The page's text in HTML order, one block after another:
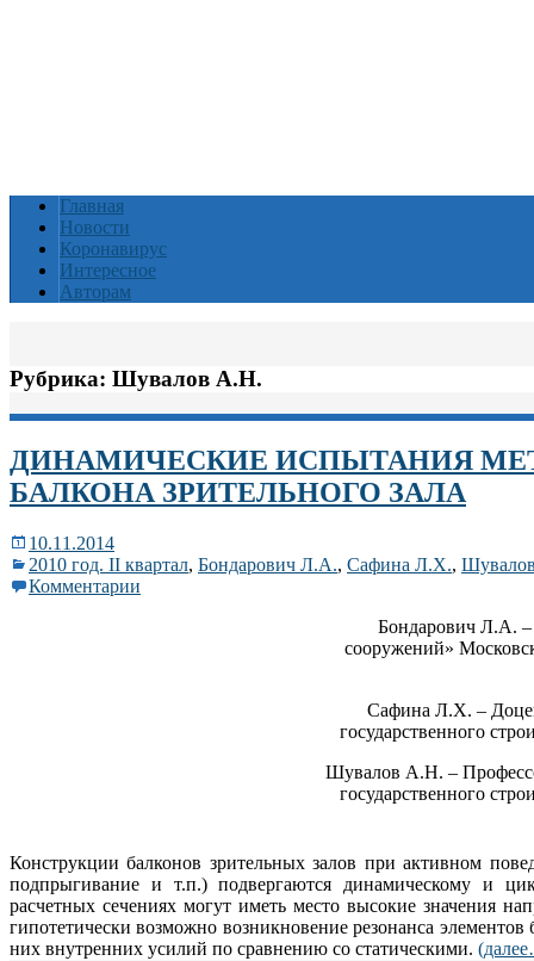
Главная
Новости
Коронавирус
Интересное
Авторам
Рубрика: Шувалов А.Н.
ДИНАМИЧЕСКИЕ ИСПЫТАНИЯ
БАЛКОНА ЗРИТЕЛЬНОГО ЗАЛА
10.11.2014
2010 год. II квартал, Бондарович Л.А., Сафина Л.Х.,
Комментарии
Бондарович Л.А.
сооружений»
Сафина Л.Х. –
государственного
Шувалов А.Н. –
государственного
Конструкции балконов зрительных залов при активном
подпрыгивание и т.п.) подвергаются динамическому и
расчетных сечениях могут иметь место высокие значения
гипотетически возможно возникновение резонанса
них внутренних усилий по сравнению со статическими.